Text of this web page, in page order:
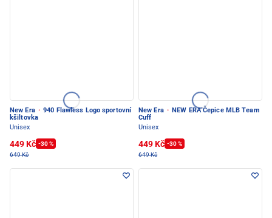
New Era · 940 Flawless Logo sportovní
kšiltovka
Unisex
449 Kč -30 %
649 Kč
New Era · NEW ERA Čepice MLB Team
Cuff
Unisex
449 Kč -30 %
649 Kč